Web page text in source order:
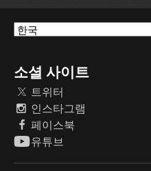
소셜 사이트
트위터
인스타그램
페이스북
유튜브